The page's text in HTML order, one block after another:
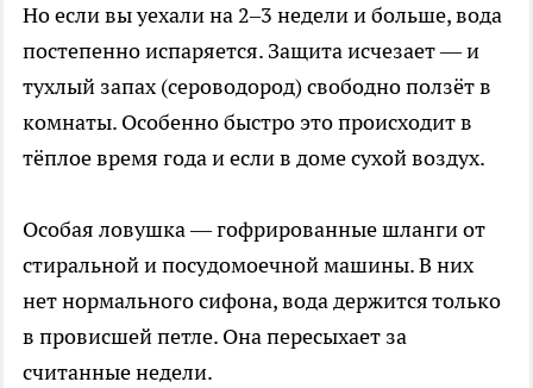
Но если вы уехали на 2–3 недели и больше, вода
постепенно испаряется. Защита исчезает — и
тухлый запах (сероводород) свободно ползёт в
комнаты. Особенно быстро это происходит в
тёплое время года и если в доме сухой воздух.
Особая ловушка — гофрированные шланги от
стиральной и посудомоечной машины. В них
нет нормального сифона, вода держится только
в провисшей петле. Она пересыхает за
считанные недели.